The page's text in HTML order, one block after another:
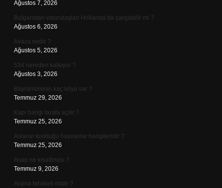
Ağustos 7, 2026
Bulgaristan vatandaşları Hollanda’da çalışabilir mi ?
Ağustos 6, 2026
Avaza nedir ?
Ağustos 5, 2026
534 nereden kalkıyor ?
Ağustos 3, 2026
Bayramörenin kaç köyü var ?
Temmuz 29, 2026
Kapı hangi tarafa açılır ?
Temmuz 25, 2026
Aslanın korktuğu hayvanlar hangileridir ?
Temmuz 25, 2026
Asap ne kısaltması ?
Temmuz 9, 2026
Anjina tehlikeli midir ?